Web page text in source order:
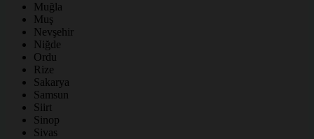
Muğla
Muş
Nevşehir
Niğde
Ordu
Rize
Sakarya
Samsun
Siirt
Sinop
Sivas